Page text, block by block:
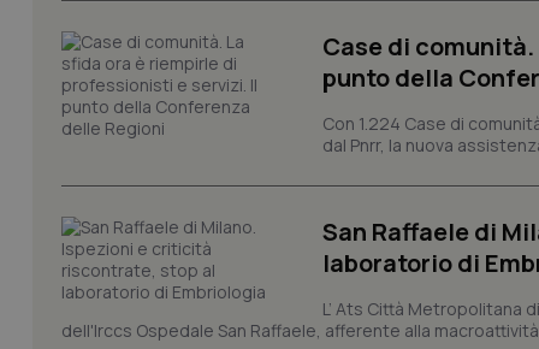
Case di
punto della
Con 1.224 Case di
dal Pnrr, la nuova
San Raffaele di
laboratorio di
L’ Ats Città Metropolitana
dell'Irccs Ospedale San Raffaele, afferente alla
tracking-sites-
_ga